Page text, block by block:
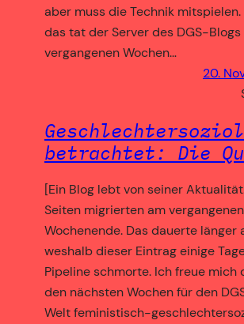
aber muss die Technik mitspielen.
das tat der Server des DGS-
vergangenen Wochen…
20.
betrachtet: Die
[Ein Blog lebt von seiner
Seiten migrierten am vergangenen
Wochenende. Das dauerte länger
weshalb dieser Eintrag einige
Pipeline schmorte. Ich freue mich
den nächsten Wochen für den
Welt feministisch-